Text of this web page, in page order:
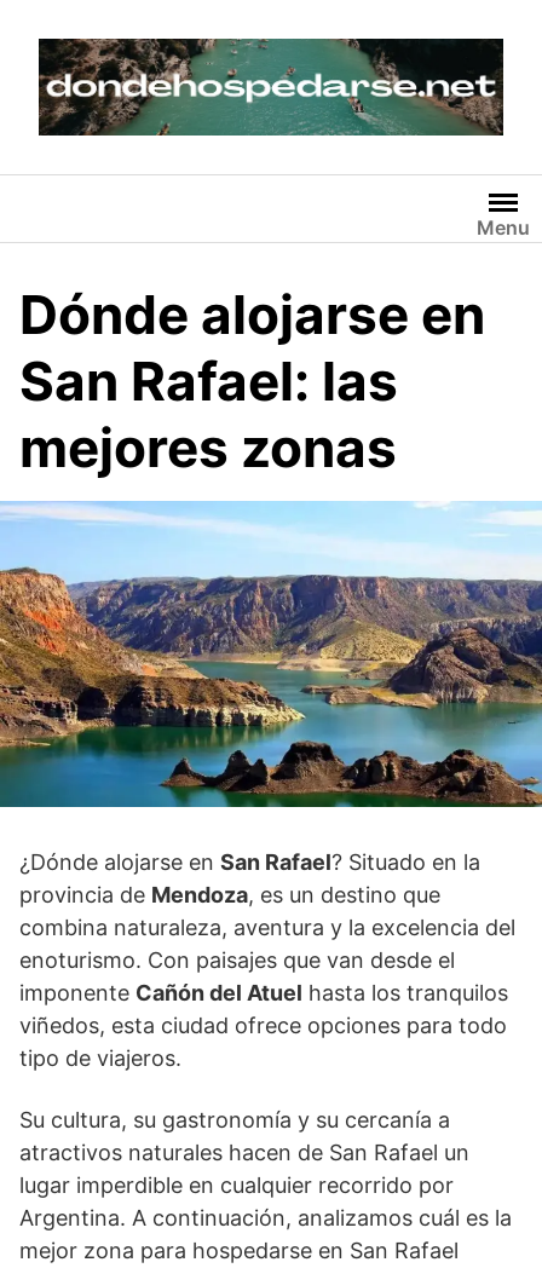
content
Menu
Dónde alojarse en
San Rafael: las
mejores zonas
¿Dónde alojarse en San Rafael? Situado en la
provincia de Mendoza, es un destino que
combina naturaleza, aventura y la excelencia del
enoturismo. Con paisajes que van desde el
imponente Cañón del Atuel hasta los tranquilos
viñedos, esta ciudad ofrece opciones para todo
tipo de viajeros.
Su cultura, su gastronomía y su cercanía a
atractivos naturales hacen de San Rafael un
lugar imperdible en cualquier recorrido por
Argentina. A continuación, analizamos cuál es la
mejor zona para hospedarse en San Rafael